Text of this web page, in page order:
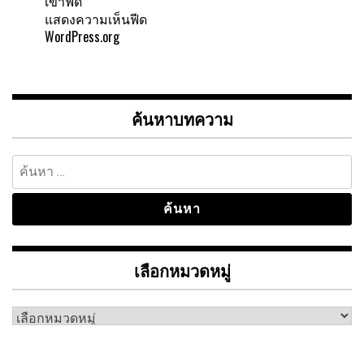
แสดงความเห็นฟีด
WordPress.org
ค้นหาบทความ
ค้นหา
สำหรับ:
เลือกหมวดหมู่
เลือก